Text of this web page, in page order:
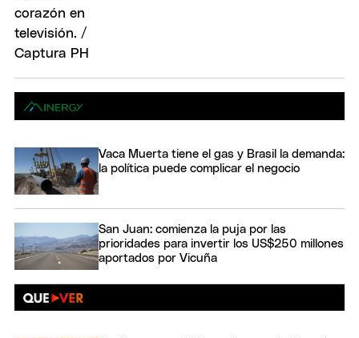
Vaca Muerta tiene el gas y Brasil la demanda:
la política puede complicar el negocio
San Juan: comienza la puja por las
prioridades para invertir los US$250 millones
aportados por Vicuña